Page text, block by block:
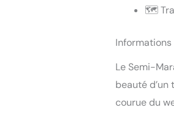
🗺️
Le Semi-
beauté
courue du